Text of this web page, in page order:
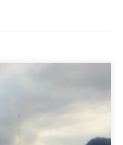
Mercredis Culturels »